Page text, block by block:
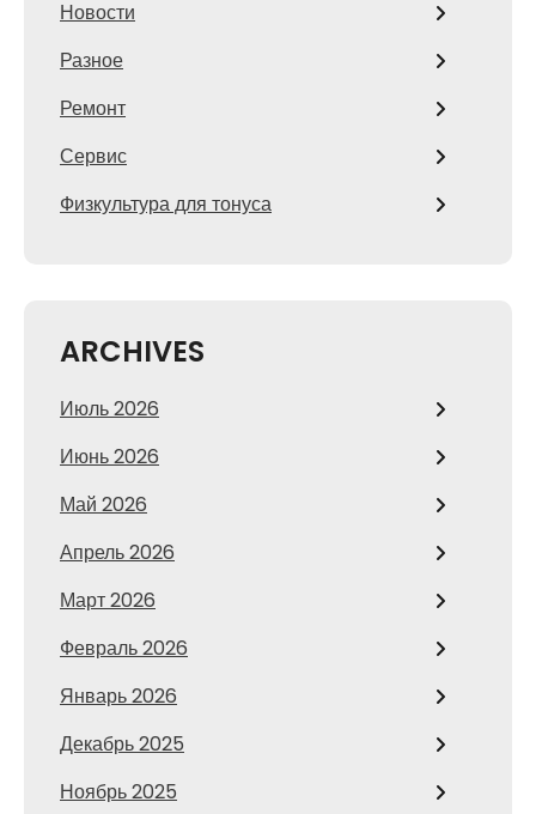
Новости
Разное
Ремонт
Сервис
Физкультура для тонуса
ARCHIVES
Июль 2026
Июнь 2026
Май 2026
Апрель 2026
Март 2026
Февраль 2026
Январь 2026
Декабрь 2025
Ноябрь 2025